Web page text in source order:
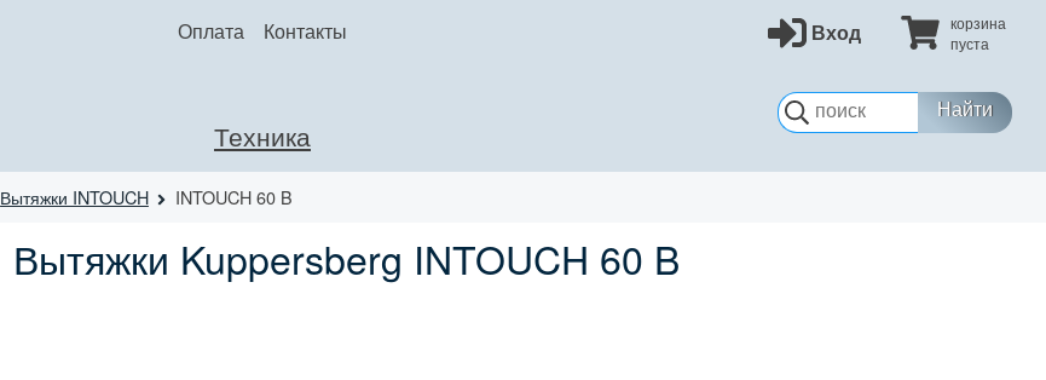
Оплата Контакты
Техника
Найти
Вход
корзина
пуста
Вытяжки INTOUCH INTOUCH 60 B
Вытяжки Kuppersberg INTOUCH 60 B